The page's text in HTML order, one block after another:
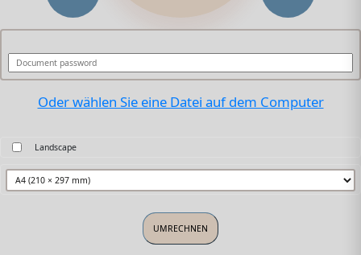
Oder wählen Sie eine Datei auf dem Computer
Landscape